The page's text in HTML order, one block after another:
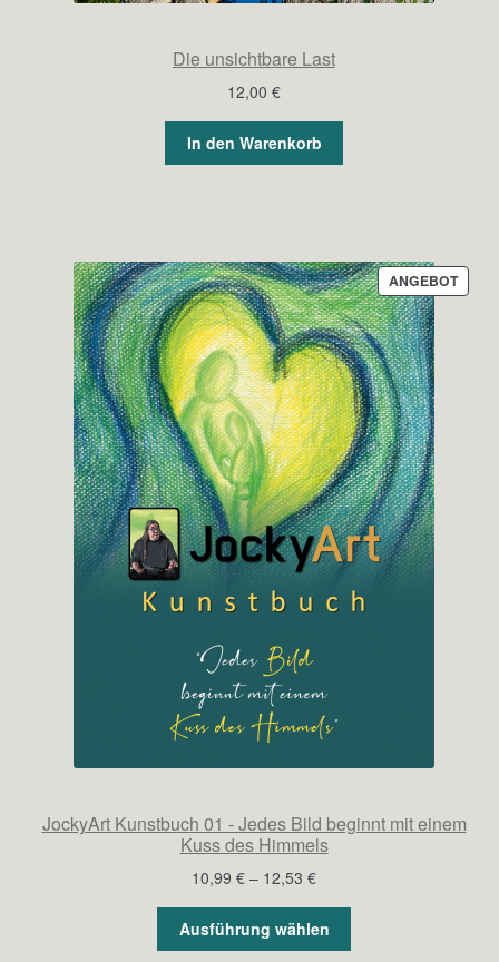
Die unsichtbare Last
12,00 €
In den Warenkorb
ANGEBOT
IM
JockyArt Kunstbuch 01 - Jedes Bild beginnt mit einem
Kuss des Himmels
10,99 € – 12,53 €Preisspanne:
bis
12,53 €
Ausführung wählen